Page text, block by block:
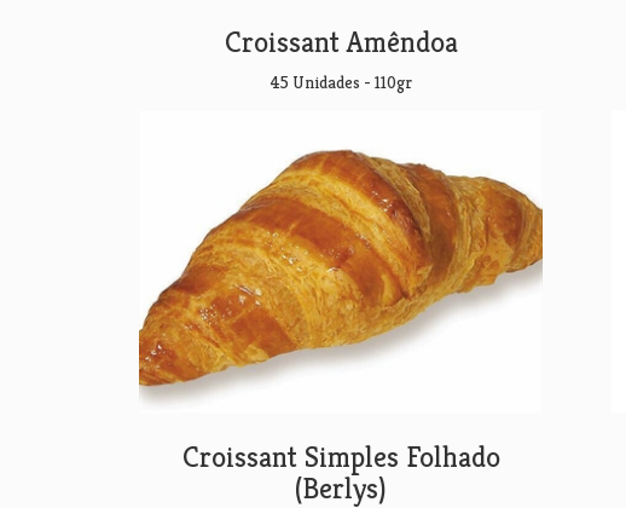
Croissant Amêndoa
45 Unidades - 110gr
Croissant Simples Folhado
(Berlys)